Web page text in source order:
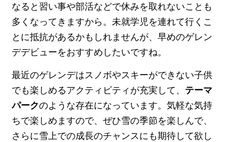
なると習い事や部活などで休みを取れないことも
多くなってきますから。未就学児を連れて行くこ
とに抵抗があるかもしれませんが、早めのゲレン
デデビューをおすすめしたいですね。
最近のゲレンデはスノボやスキーができない子供
でも楽しめるアクティビティが充実して、 テーマ
パークのような存在になっています。気軽な気持
ちで楽しめますので、ぜひ雪の季節を楽しんで、
さらに雪上での成長のチャンスにも期待して欲し